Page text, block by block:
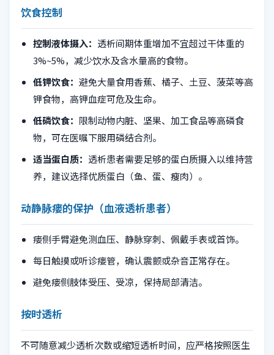
饮食控制
控制液体摄入： 透析间期体重增加不宜超过干体重的
3%~5%，减少饮水及含水量高的食物。
低钾饮食： 避免大量食用香蕉、橘子、土豆、菠菜等高
钾食物，高钾血症可危及生命。
低磷饮食： 限制动物内脏、坚果、加工食品等高磷食
物，可在医嘱下服用磷结合剂。
适当蛋白质： 透析患者需要足够的蛋白质摄入以维持营
养，建议选择优质蛋白（鱼、蛋、瘦肉）。
动静脉瘘的保护（血液透析患者）
瘘侧手臂避免测血压、静脉穿刺、佩戴手表或首饰。
每日触摸或听诊瘘管，确认震颤或杂音正常存在。
避免瘘侧肢体受压、受凉，保持局部清洁。
按时透析
不可随意减少透析次数或缩短透析时间，应严格按照医生